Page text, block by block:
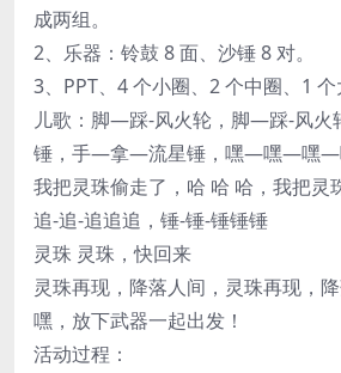
成两组。
2、乐器：铃鼓 8 面、沙锤 8 对。
3、PPT、4 个小圈、2 个中圈、1 个
儿歌：脚—踩-风火轮，脚—踩-风
锤，手—拿—流星锤，嘿—嘿—嘿
我把灵珠偷走了，哈 哈 哈，我把灵
追-追-追追追，锤-锤-锤锤锤
灵珠 灵珠，快回来
灵珠再现，降落人间，灵珠再现，
嘿，放下武器一起出发！
活动过程：